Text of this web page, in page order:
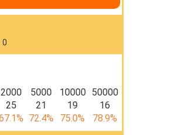
2000 5000 10000 50000
25 21 19
16
72.4% 75.0% 78.9%